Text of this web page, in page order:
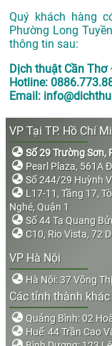
Quý khách hàng
Phường Long
thông tin sau:
Dịch thuật Cần Thơ
Hotline:
Email:
VP Tại TP. Hồ Chí
Số 29 Trường Sơn,
Pearl Plaza, 561A
Số 244/29 Huỳnh
L17-11, Tầng 17,
Nghé, Quận 1
Số 44 Tạ Quang
C10, Rio Vista, 72
VP Hà Nội
Hà Nội: 37 Võng
Các tỉnh thành khác
Quảng Bình: 02
Huế: 44 Trần Cao